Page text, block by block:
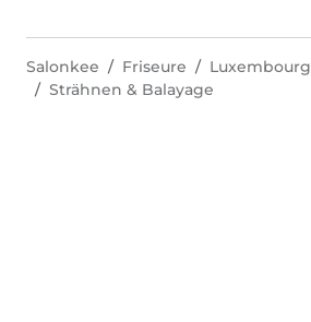
Salonkee Friseure Luxembourg
Strähnen & Balayage